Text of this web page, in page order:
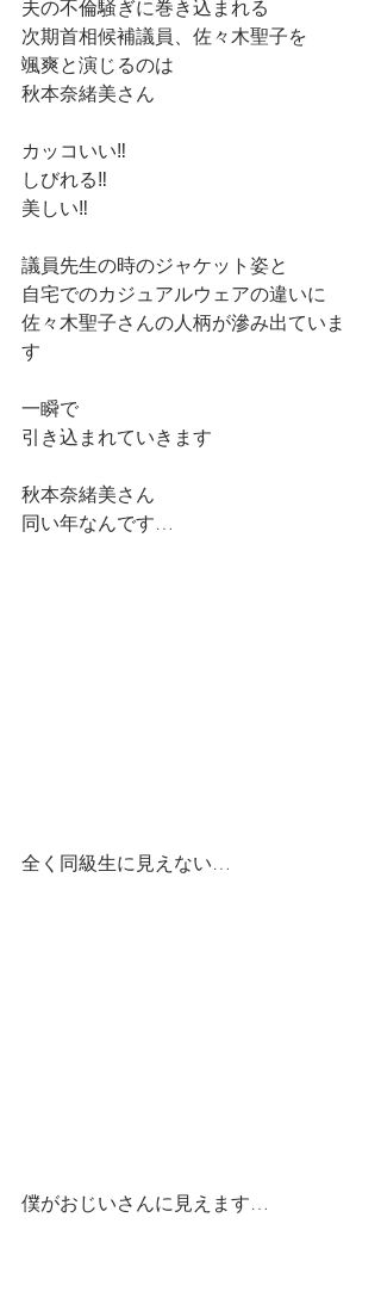
夫の不倫騒ぎに巻き込まれる
次期首相候補議員、佐々木聖子を
颯爽と演じるのは
秋本奈緒美さん
カッコいい‼️
しびれる‼️
美しい‼️
議員先生の時のジャケット姿と
自宅でのカジュアルウェアの違いに
佐々木聖子さんの人柄が滲み出ていま
す
一瞬で
引き込まれていきます
秋本奈緒美さん
同い年なんです…
全く同級生に見えない…
僕がおじいさんに見えます…